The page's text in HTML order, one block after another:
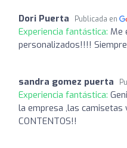
Dori Puerta Publicada en
Experiencia fantástica: Me
personalizados!!!!
sandra gomez puerta
Experiencia fantástica:
la empresa ,las
CONTENTOS!!